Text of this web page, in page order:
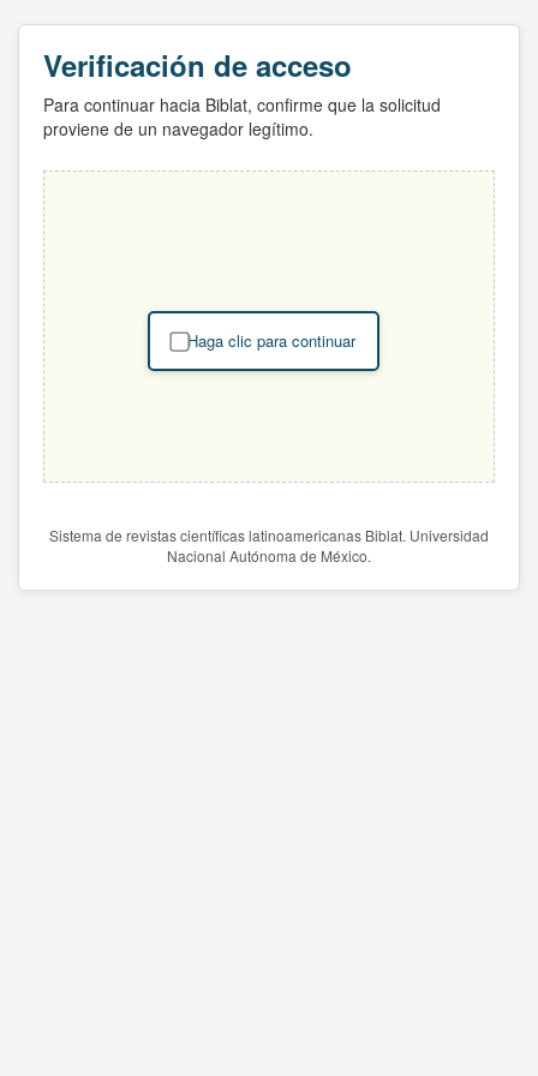
Verificación de acceso
Para continuar hacia Biblat, confirme que la solicitud
proviene de un navegador legítimo.
Haga clic para continuar
Sistema de revistas científicas latinoamericanas Biblat. Universidad
Nacional Autónoma de México.